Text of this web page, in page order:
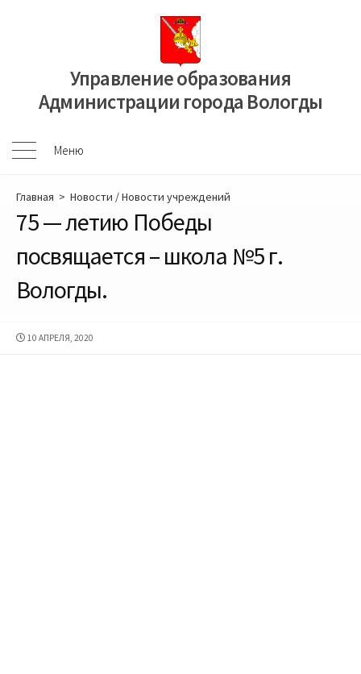
Управление образования
Администрации города Вологды
Меню
Меню
Главная > Новости /Новости учреждений
75 — летию Победы
посвящается – школа №5 г.
Вологды.
ДАТА
10 АПРЕЛЯ, 2020